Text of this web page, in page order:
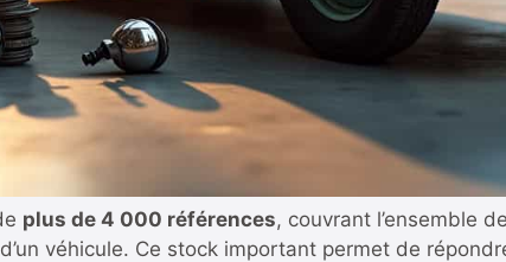
plus de 4 000 références, couvrant l’ensemble
véhicule. Ce stock important permet de